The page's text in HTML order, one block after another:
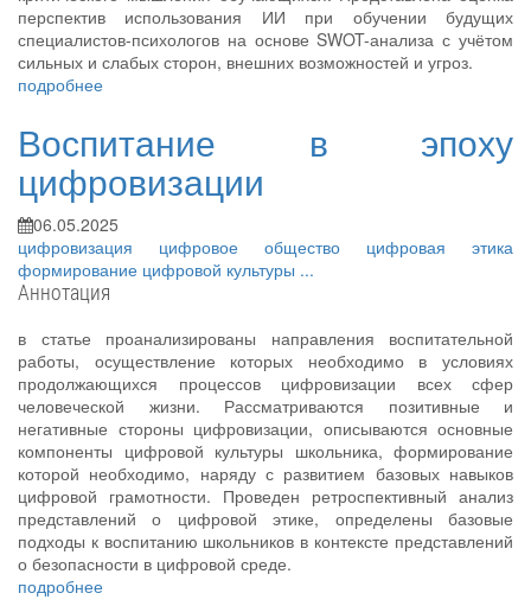
перспектив использования ИИ при обучении будущих
специалистов-психологов на основе SWOT-анализа с учётом
сильных и слабых сторон, внешних возможностей и угроз.
подробнее
Воспитание в эпоху
цифровизации
06.05.2025
цифровизация цифровое общество цифровая этика
формирование цифровой культуры ...
Аннотация
в статье проанализированы направления воспитательной
работы, осуществление которых необходимо в условиях
продолжающихся процессов цифровизации всех сфер
человеческой жизни. Рассматриваются позитивные и
негативные стороны цифровизации, описываются основные
компоненты цифровой культуры школьника, формирование
которой необходимо, наряду с развитием базовых навыков
цифровой грамотности. Проведен ретроспективный анализ
представлений о цифровой этике, определены базовые
подходы к воспитанию школьников в контексте представлений
о безопасности в цифровой среде.
подробнее